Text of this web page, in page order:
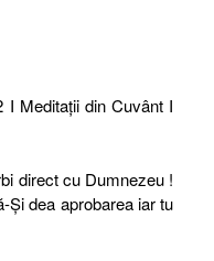
Meditaţii din Cuvânt I
direct cu Dumnezeu !
Și dea aprobarea iar tu